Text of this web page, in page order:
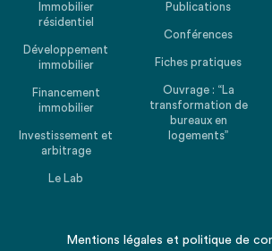
Immobilier
résidentiel
Développement
immobilier
Financement
immobilier
Investissement et
arbitrage
Le Lab
Publications
Conférences
Fiches pratiques
Ouvrage : “La
transformation de
bureaux en
logements”
Mentions légales et politique de